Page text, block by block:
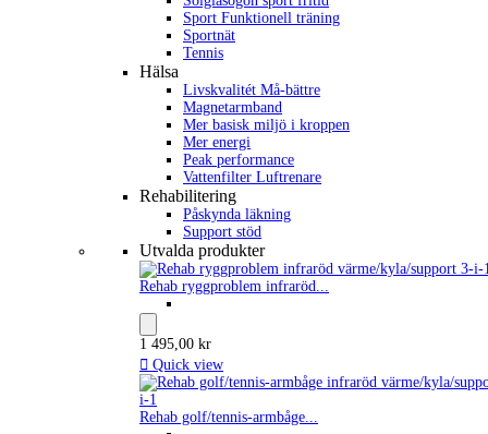
Sport Funktionell träning
Sportnät
Tennis
Hälsa
Livskvalitét Må-bättre
Magnetarmband
Mer basisk miljö i kroppen
Mer energi
Peak performance
Vattenfilter Luftrenare
Rehabilitering
Påskynda läkning
Support stöd
Utvalda produkter
Rehab ryggproblem infraröd...
1 495,00 kr
 Quick view
Rehab golf/tennis-armbåge...